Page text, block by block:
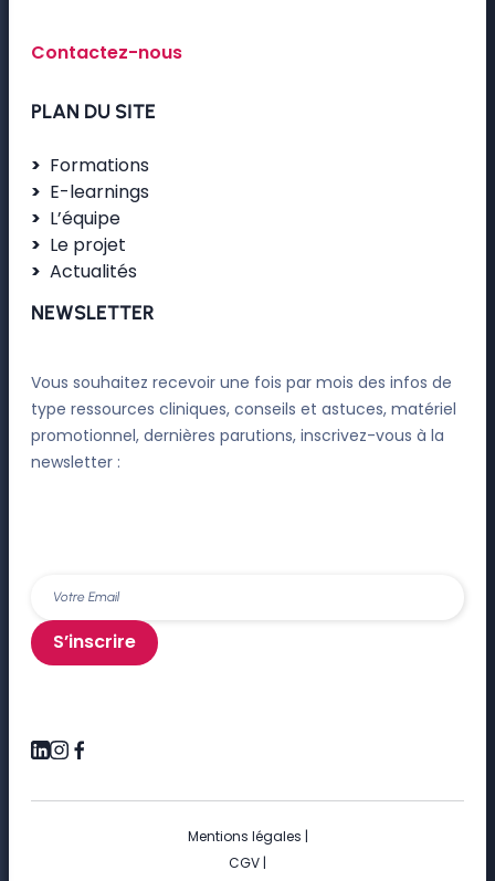
Contactez-nous
PLAN DU SITE
Formations
E-learnings
L’équipe
Le projet
Actualités
NEWSLETTER
Vous souhaitez recevoir une fois par mois des infos de
type ressources cliniques, conseils et astuces, matériel
promotionnel, dernières parutions, inscrivez-vous à la
newsletter :
S’inscrire
Mentions légales |
CGV |